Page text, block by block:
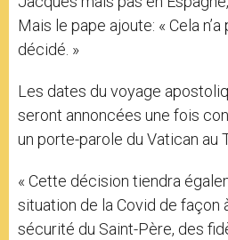
Mais le pape ajoute: « Cela
décidé. »
Les dates du voyage
seront annoncées une fois
un porte-parole du Vatican au
« Cette décision tiendra
situation de la Covid de façon
sécurité du Saint-Père, des